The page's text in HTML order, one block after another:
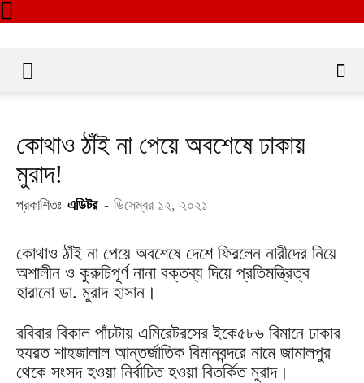
কোথাও ঠাঁই না পেয়ে অবশেষে ঢাকায়
মুরাদ!
প্রকাশিতঃ এডিটর - ডিসেম্বর ১২, ২০২১
কোথাও ঠাঁই না পেয়ে অবশেষে দেশে ফিরলেন নারীদের নিয়ে
অশালীন ও কুরুচিপূর্ণ ‍নানা বক্তব্য দিয়ে প্রতিমন্ত্রিত্ব
হারানো ডা. মুরাদ হাসান।
রবিবার বিকাল পাঁচটায় এমিরেটরসের ইকে৫৮৬ বিমানে ঢাকার
হযরত শাহজালাল আন্তর্জাতিক বিমানবন্দরে নামে জামালপুর
থেকে সংসদ হওয়া নির্বাচিত হওয়া বিতর্কিত মুরাদ।